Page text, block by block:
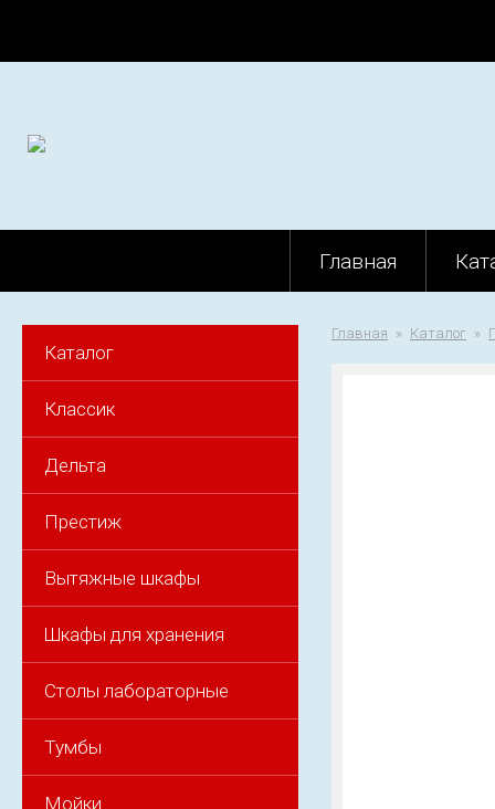
Главная
Каталог
Классик
Дельта
Престиж
Вытяжные шкафы
Шкафы для хранения
Столы лабораторные
Тумбы
Мойки
Главная Каталог